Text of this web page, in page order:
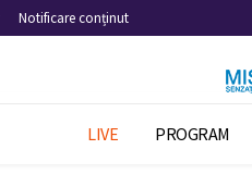
Notificare conținut
LIVE PROGRAM